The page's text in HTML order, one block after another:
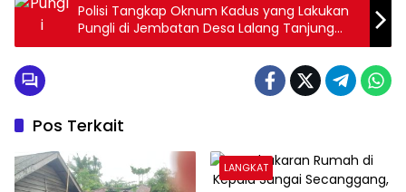
Polisi Tangkap Oknum Kadus yang Lakukan
Pungli di Jembatan Desa Lalang Tanjung
Pura
Pos Terkait
LANGKAT